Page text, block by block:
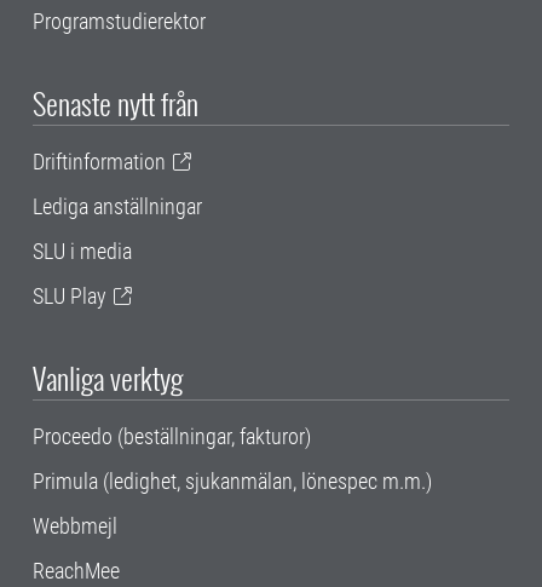
Programstudierektor
Senaste nytt från
Driftinformation
Lediga anställningar
SLU i media
SLU Play
Vanliga verktyg
Proceedo (beställningar, fakturor)
Primula (ledighet, sjukanmälan, lönespec m.m.)
Webbmejl
ReachMee